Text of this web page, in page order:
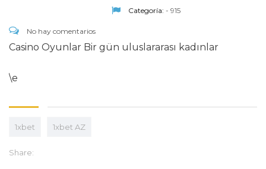
Categoría: - 915
No hay comentarios
Casino Oyunlar Bir gün uluslararası kadınlar
\e
1xbet 1xbet AZ
Share: